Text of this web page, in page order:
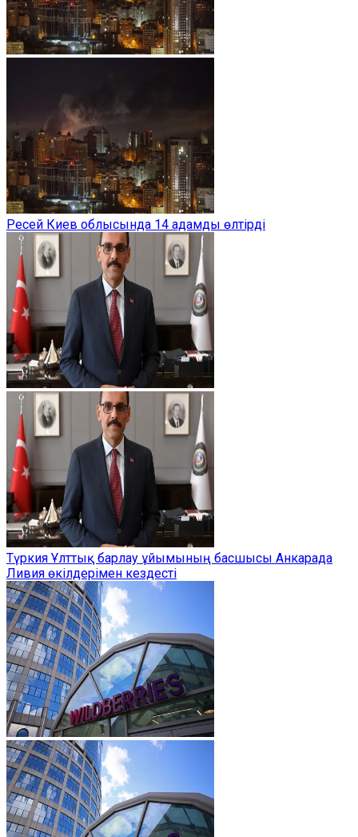
Ресей Киев облысында 14 адамды өлтірді
Түркия Ұлттық барлау ұйымының басшысы Анкарада
Ливия өкілдерімен кездесті